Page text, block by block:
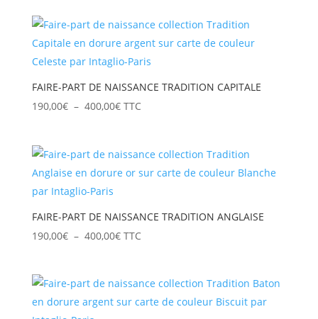
190,00€
à
400,00€
FAIRE-PART DE NAISSANCE TRADITION CAPITALE
190,00€ – 400,00€Plage
190,00€
à
TTC
FAIRE-PART DE NAISSANCE TRADITION ANGLAISE
190,00€ – 400,00€Plage
190,00€
à
TTC